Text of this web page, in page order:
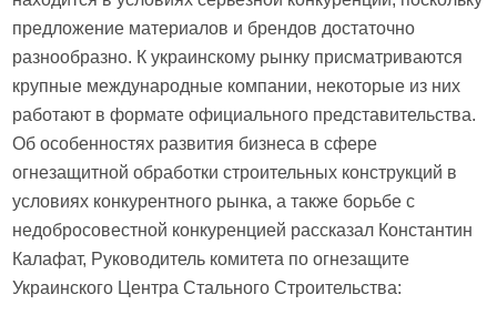
предложение материалов и брендов достаточно
разнообразно. К украинскому рынку присматриваются
крупные международные компании, некоторые из них
работают в формате официального представительства.
Об особенностях развития бизнеса в сфере
огнезащитной обработки строительных конструкций в
условиях конкурентного рынка, а также борьбе с
недобросовестной конкуренцией рассказал Константин
Калафат, Руководитель комитета по огнезащите
Украинского Центра Стального Строительства: